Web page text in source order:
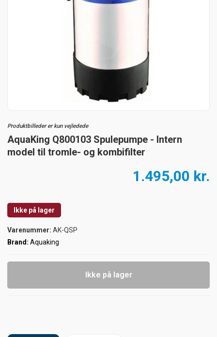
Produktbilleder er kun vejledede
AquaKing Q800103 Spulepumpe - Intern
model til tromle- og kombifilter
1.495,00 kr.
Ikke på lager
Varenummer: AK-QSP
Brand: Aquaking
Ikke på lager